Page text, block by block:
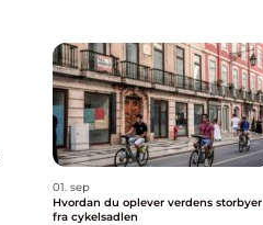
01. sep
Hvordan du oplever verdens storbyer
fra cykelsadlen